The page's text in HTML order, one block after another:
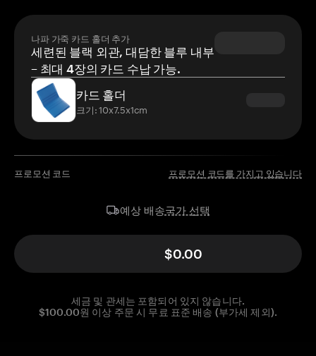
나파 가죽 카드 홀더 추가
세련된 블랙 외관, 대담한 블루 내부
– 최대 4장의 카드 수납 가능.
카드 홀더
크기: 10x7.5x1cm
프로모션 코드 프로모션 코드를 가지고 있습니다
예상 배송국가 선택
$0.00
세금 및 관세는 포함되어 있지 않습니다.
$100.00원 이상 주문 시 무료 표준 배송 (부가세 제외).